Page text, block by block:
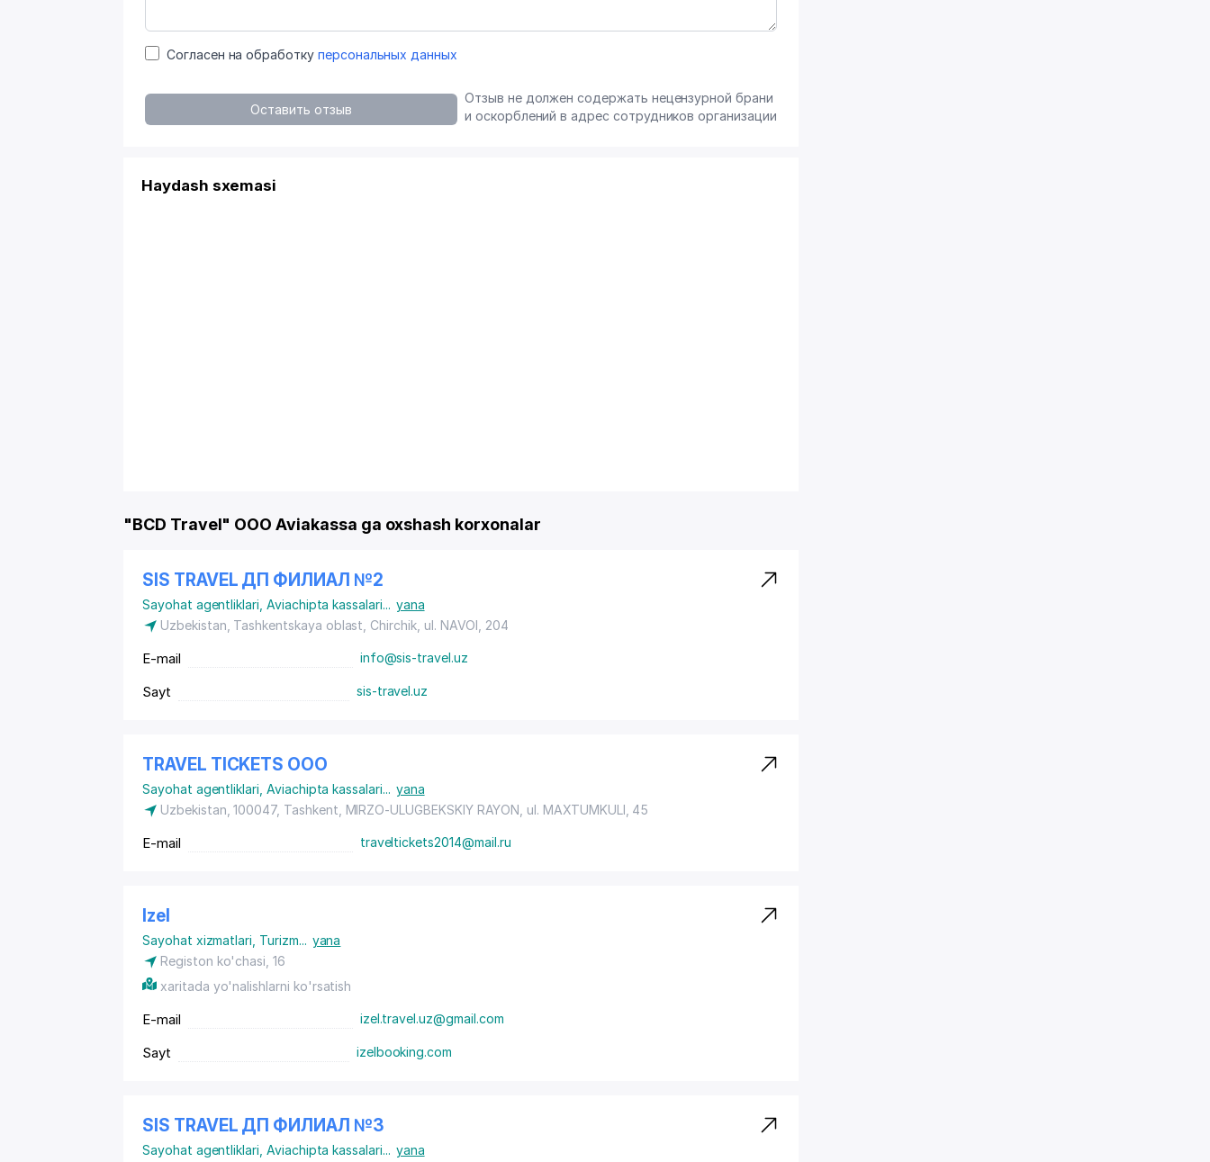
Согласен на обработку персональных данных
Оставить отзыв
Отзыв не должен содержать нецензурной брани
и оскорблений в адрес сотрудников организации
Haydash sxemasi
"BCD Travel" OOO Aviakassa ga oxshash korxonalar
SIS TRAVEL ДП ФИЛИАЛ №2
Sayohat agentliklari Aviachipta kassalari... yana
Uzbekistan, Tashkentskaya oblast, Chirchik, ul. NAVOI, 204
E-mail info@sis-travel.uz
Sayt sis-travel.uz
TRAVEL TICKETS ООО
Sayohat agentliklari Aviachipta kassalari... yana
Uzbekistan, 100047, Tashkent, MIRZO-ULUGBEKSKIY RAYON , ul. MAXTUMKULI, 45
E-mail traveltickets2014@mail.ru
Izel
Sayohat xizmatlari Turizm... yana
Registon ko'chasi, 16
xaritada yo'nalishlarni ko'rsatish
E-mail izel.travel.uz@gmail.com
Sayt izelbooking.com
SIS TRAVEL ДП ФИЛИАЛ №3
Sayohat agentliklari Aviachipta kassalari... yana